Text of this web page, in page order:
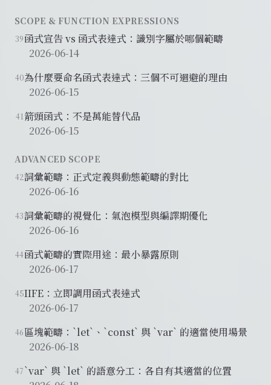
SCOPE & FUNCTION EXPRESSIONS
39函式宣告 vs 函式表達式：識別字屬於哪個範疇
2026-06-14
40為什麼要命名函式表達式：三個不可迴避的理由
2026-06-15
41 箭頭函式：不是萬能替代品
2026-06-15
ADVANCED SCOPE
42詞彙範疇：正式定義與動態範疇的對比
2026-06-16
43詞彙範疇的視覺化：氣泡模型與編譯期優化
2026-06-16
44函式範疇的實際用途：最小暴露原則
2026-06-17
45IIFE：立即調用函式表達式
2026-06-17
46區塊範疇：`let`、`const` 與 `var` 的適當使用場景
2026-06-18
47`var` 與 `let` 的語意分工：各自有其適當的位置